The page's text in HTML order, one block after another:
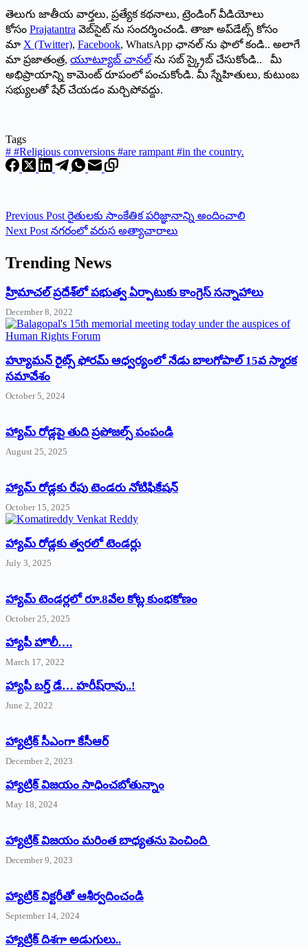
తెలుగు జాతీయ వార్తలు, ప్రత్యేక కథనాలు, ట్రెండింగ్ వీడియోలు
కోసం Prajatantra వెబ్‌సైట్ ను సందర్శించండి. తాజా అప్‌డేట్స్ కోసం
మా X (Twitter), Facebook, WhatsApp ఛానల్ ను ఫాలో కండి.. అలాగే
మా ప్రజాతంత్ర, యూట్యూబ్ చానల్ ను సబ్ స్క్రైబ్ చేసుకోండి.. మీ
అభిప్రాయాన్ని కామెంట్ రూపంలో పంచుకోండి. మీ స్నేహితులు, కుటుంబ
సభ్యులతో షేర్ చేయడం మర్చిపోవద్దు.
Tags
# #Religious conversions #are rampant #in the country.
Previous Post రైతులకు సాంకేతిక పరిజ్ఞానాన్ని అందించాలి
Next Post నగరంలో వరుస అత్యాచారాలు
Trending News
‌హ్రిమాచల్‌ ‌ప్రదేశ్‌లో పభుత్వ ఏర్పాటుకు కాంగ్రెస్‌ ‌సన్నాహాలు
December 8, 2022
హ్యూమన్‌ రైట్స్‌ ఫోరమ్‌ ఆధ్వర్యంలో నేడు బాలగోపాల్‌ 15వ స్మారక
సమావేశం
October 5, 2024
హ్యామ్‌ రోడ్లపై తుది ప్రపోజల్స్‌ పంపండి
August 25, 2025
హ్యామ్‌ రోడ్లకు రేపు టెండరు నోటిఫికేషన్‌
October 15, 2025
హ్యామ్‌ రోడ్లకు త్వరలో టెండర్లు
July 3, 2025
హ్యామ్‌ ‌టెండర్లలో రూ.8వేల కోట్ల కుంభకోణం
October 25, 2025
హ్యాపీ హొలీ….
March 17, 2022
హ్యాపీ బర్త్ ‌డే… హరీష్‌రావు..!
June 2, 2022
హ్యాట్రిక్‌ ‌సీఎంగా కేసీఆర్‌
December 2, 2023
హ్యాట్రిక్‌ విజయం సాధించబోతున్నాం
May 18, 2024
హ్యాట్రిక్ విజయం మరింత బాధ్యతను పెంచింది
December 9, 2023
హ్యాట్రిక్‌ ‌విక్టరీతో ఆశీర్వదించండి
September 14, 2024
‌హ్యాట్రిక్‌ ‌దిశగా అడుగులు..